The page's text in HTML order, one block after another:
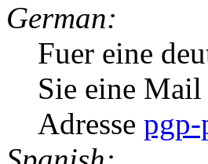
German:
Fuer eine
Sie eine
Adresse pgp-